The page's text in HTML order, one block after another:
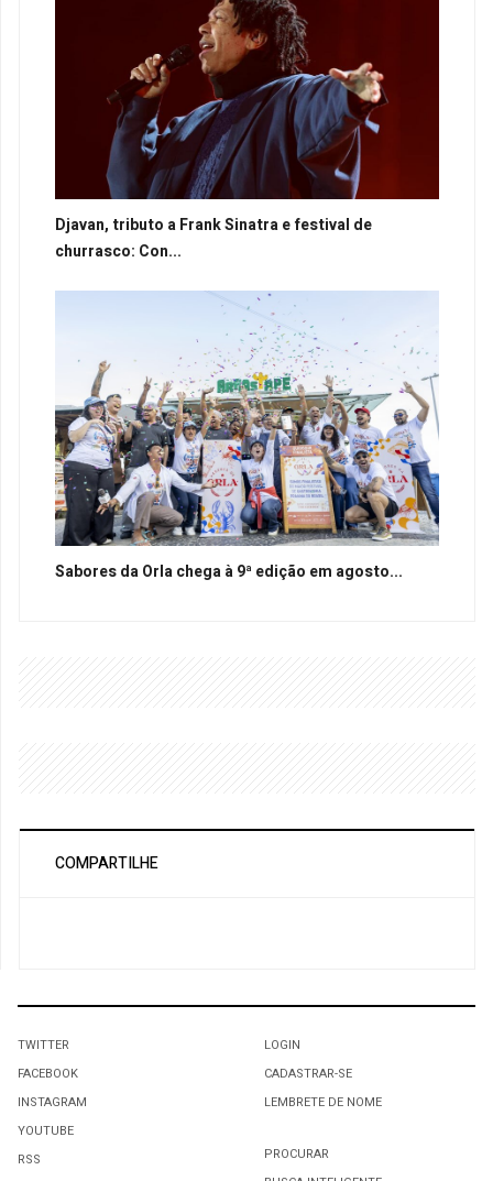
Djavan, tributo a Frank Sinatra e festival de
churrasco: Con...
Sabores da Orla chega à 9ª edição em agosto...
COMPARTILHE
TWITTER
FACEBOOK
INSTAGRAM
YOUTUBE
RSS
LOGIN
CADASTRAR-SE
LEMBRETE DE NOME
PROCURAR